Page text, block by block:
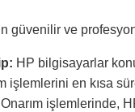
güvenilir ve
HP bilgisayarlar
işlemlerini en kısa
Onarım işlemlerinde,